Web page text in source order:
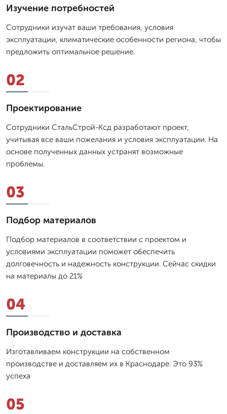
Изучение потребностей
Сотрудники изучат ваши требования, условия
эксплуатации, климатические особенности региона, чтобы
предложить оптимальное решение.
02
Проектирование
Сотрудники СтальСтрой-Ксд разработают проект,
учитывая все ваши пожелания и условия эксплуатации. На
основе полученных данных устранят возможные
проблемы.
03
Подбор материалов
Подбор материалов в соответствии с проектом и
условиями эксплуатации поможет обеспечить
долговечность и надежность конструкции. Сейчас скидки
на материалы до 21%
04
Производство и доставка
Изготавливаем конструкции на собственном
производстве и доставляем их в Краснодаре. Это 93%
успеха
05